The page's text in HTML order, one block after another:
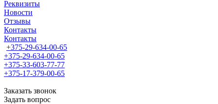
Реквизиты
Новости
Отзывы
Контакты
Контакты
+375-29-634-00-65
+375-29-634-00-65
+375-33-603-77-77
+375-17-379-00-65
Заказать звонок
Задать вопрос